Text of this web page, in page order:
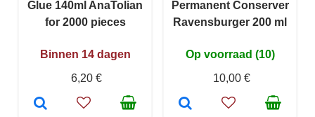
Glue 140ml AnaTolian
for 2000 pieces
Binnen 14 dagen
6,20 €
Permanent Conserver
Ravensburger 200 ml
Op voorraad (10)
10,00 €